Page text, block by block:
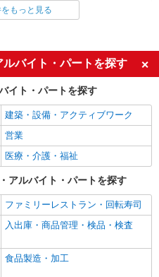
ー調理スタッフ／リーダー候補
円〜（経験による） ★昇給年1回
・12月）
町屋新田1144-1（加須市学校給食
県南埼玉郡宮代町金原524-2（宮
ター）
詳細を見る
円 ▼下記別途支給 通
円/時 寸志あり：年2回
栄養士・管理栄養士
土日祝休み
交通費支給
まかない・食事補助
もっと見る
バイト・パートを探す
イト・パートを探す
建築・設備・アクティブワーク
営業
医療・介護・福祉
アルバイト・パートを探す
ファミリーレストラン・回転寿司
入出庫・商品管理・検品・検査
食品製造・加工